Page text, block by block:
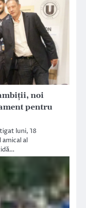
noi
pentru
luni, 18
al